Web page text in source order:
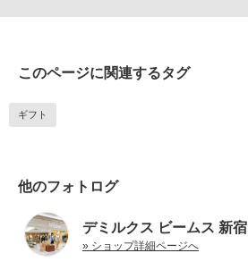
このページに関連するタグ
ギフト
他のフォトログ
デミルクス ビームス 新宿
» ショップ詳細ページへ